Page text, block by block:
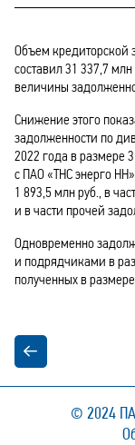
Объем кредиторской
составил 31 337,7
величины
Снижение этого
задолженности по
2022 года в размере
с ПАО «ТНС энерго
1 893,5 млн руб., в
и в части прочей
Одновременно
и подрядчиками в
полученных в
© 2024